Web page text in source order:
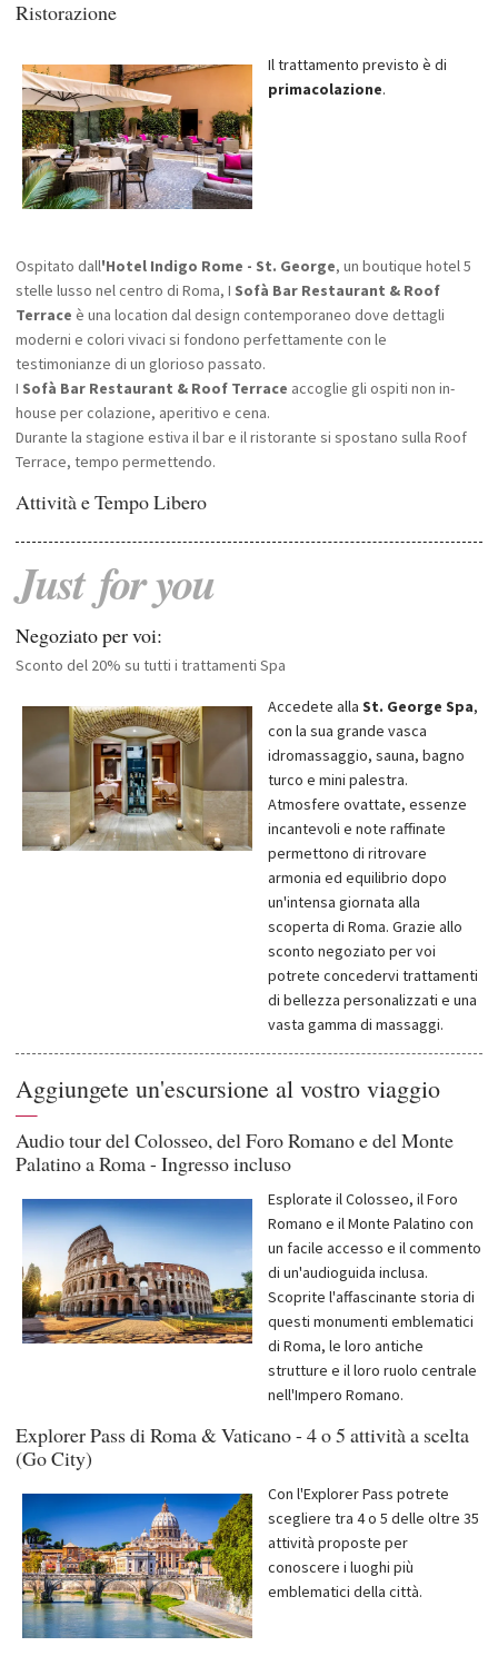
Ristorazione
Il trattamento previsto è di
primacolazione.
Ospitato dall'Hotel Indigo Rome - St. George, un boutique hotel 5
stelle lusso nel centro di Roma, I Sofà Bar Restaurant & Roof
Terrace è una location dal design contemporaneo dove dettagli
moderni e colori vivaci si fondono perfettamente con le
testimonianze di un glorioso passato.
I Sofà Bar Restaurant & Roof Terrace accoglie gli ospiti non in-
house per colazione, aperitivo e cena.
Durante la stagione estiva il bar e il ristorante si spostano sulla Roof
Terrace, tempo permettendo.
Attività e Tempo Libero
Just foryou
Negoziato per voi:
Sconto del 20% su tutti i trattamenti Spa
Accedete alla St. George Spa,
con la sua grande vasca
idromassaggio, sauna, bagno
turco e mini palestra.
Atmosfere ovattate, essenze
incantevoli e note raffinate
permettono di ritrovare
armonia ed equilibrio dopo
un'intensa giornata alla
scoperta di Roma. Grazie allo
sconto negoziato per voi
potrete concedervi trattamenti
di bellezza personalizzati e una
vasta gamma di massaggi.
Aggiungete un'escursione al vostro viaggio
—
Audio tour del Colosseo, del Foro Romano e del Monte
Palatino a Roma - Ingresso incluso
Esplorate il Colosseo, il Foro
Romano e il Monte Palatino con
un facile accesso e il commento
di un'audioguida inclusa.
Scoprite l'affascinante storia di
questi monumenti emblematici
di Roma, le loro antiche
strutture e il loro ruolo centrale
nell'Impero Romano.
Explorer Pass di Roma & Vaticano - 4 o 5 attività a scelta
(Go City)
Con l'Explorer Pass potrete
scegliere tra 4 o 5 delle oltre 35
attività proposte per
conoscere i luoghi più
emblematici della città.